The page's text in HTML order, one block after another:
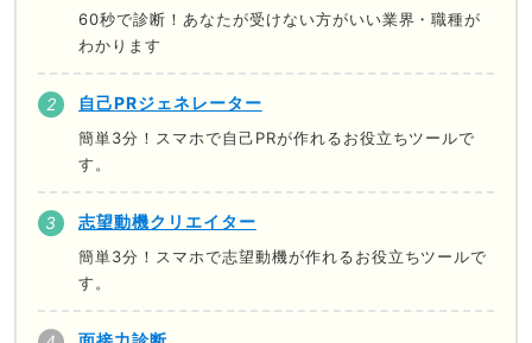
60秒で診断！あなたが受けない方がいい業界・職種が
わかります
自己PRジェネレーター
簡単3分！スマホで自己PRが作れるお役立ちツールで
す。
志望動機クリエイター
簡単3分！スマホで志望動機が作れるお役立ちツールで
す。